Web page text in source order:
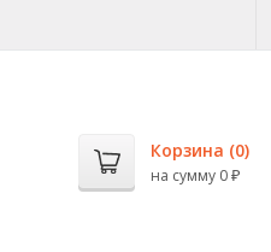
Корзина (0)
на сумму 0 ₽